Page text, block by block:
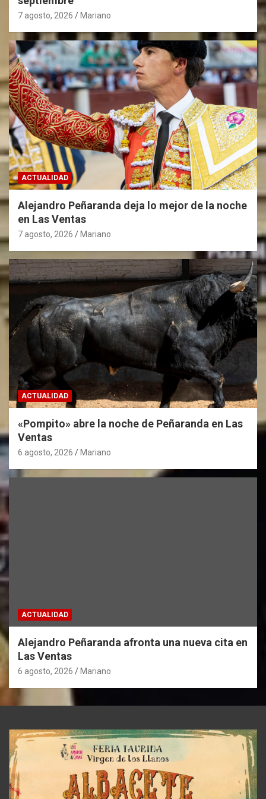
a
d
a
s
7 agosto, 2026 Mariano
ACTUALIDAD
Alejandro Peñaranda deja lo mejor de la noche
en Las Ventas
7 agosto, 2026 Mariano
ACTUALIDAD
«Pompito» abre la noche de Peñaranda en Las
Ventas
6 agosto, 2026 Mariano
ACTUALIDAD
Alejandro Peñaranda afronta una nueva cita en
Las Ventas
6 agosto, 2026 Mariano